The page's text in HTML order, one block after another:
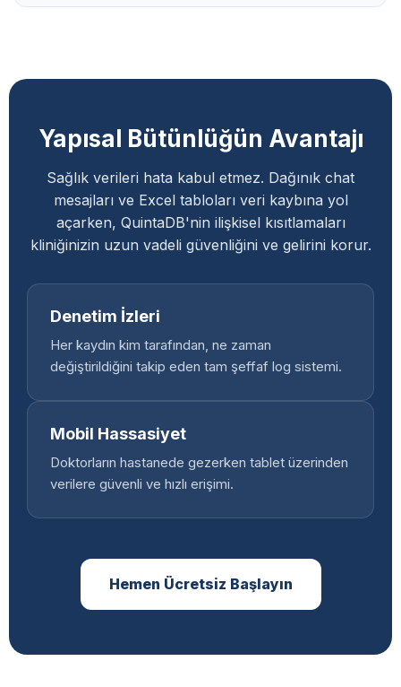
Yapısal Bütünlüğün Avantajı
Sağlık verileri hata kabul etmez. Dağınık chat
mesajları ve Excel tabloları veri kaybına yol
açarken, QuintaDB'nin ilişkisel kısıtlamaları
kliniğinizin uzun vadeli güvenliğini ve gelirini korur.
Denetim İzleri
Her kaydın kim tarafından, ne zaman
değiştirildiğini takip eden tam şeffaf log sistemi.
Mobil Hassasiyet
Doktorların hastanede gezerken tablet üzerinden
verilere güvenli ve hızlı erişimi.
Hemen Ücretsiz Başlayın